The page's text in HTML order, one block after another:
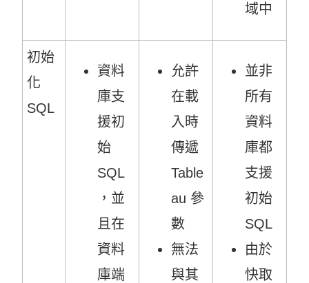
域中
初始
化
SQL
資料
庫支
援初
始
SQL
，並
且在
資料
庫端
允許
在載
入時
傳遞
Table
au 參
數
無法
與其
並非
所有
資料
庫都
支援
初始
SQL
由於
快取